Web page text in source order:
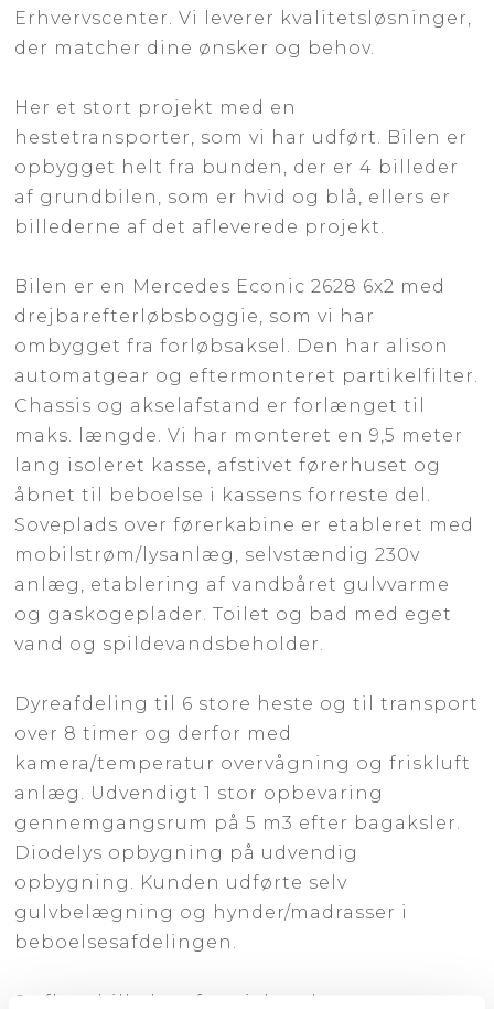
Erhvervscenter. Vi leverer kvalitetsløsninger,
der matcher dine ønsker og behov.
Her et stort projekt med en
hestetransporter, som vi har udført. Bilen er
opbygget helt fra bunden, der er 4 billeder
af grundbilen, som er hvid og blå, ellers er
billederne af det afleverede projekt.
Bilen er en Mercedes Econic 2628 6x2 med
drejbarefterløbsboggie, som vi har
ombygget fra forløbsaksel. Den har alison
automatgear og eftermonteret partikelfilter.
Chassis og akselafstand er forlænget til
maks. længde. Vi har monteret en 9,5 meter
lang isoleret kasse, afstivet førerhuset og
åbnet til beboelse i kassens forreste del.
Soveplads over førerkabine er etableret med
mobilstrøm/lysanlæg, selvstændig 230v
anlæg, etablering af vandbåret gulvvarme
og gaskogeplader. Toilet og bad med eget
vand og spildevandsbeholder.
Dyreafdeling til 6 store heste og til transport
over 8 timer og derfor med
kamera/temperatur overvågning og friskluft
anlæg. Udvendigt 1 stor opbevaring
gennemgangsrum på 5 m3 efter bagaksler.
Diodelys opbygning på udvendig
opbygning. Kunden udførte selv
gulvbelægning og hynder/madrasser i
beboelsesafdelingen.
Se flere billeder af projektet her